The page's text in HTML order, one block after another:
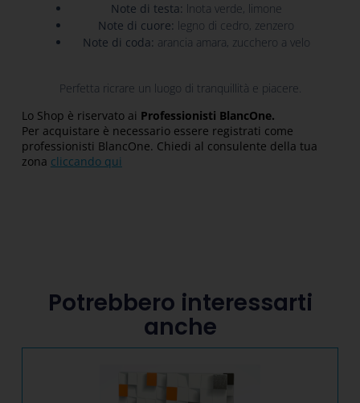
Note di testa: lnota verde, limone
Note di cuore: legno di cedro, zenzero
Note di coda: arancia amara, zucchero a velo
Perfetta ricrare un luogo di tranquillità e piacere.
Lo Shop è riservato ai Professionisti BlancOne.
Per acquistare è necessario essere registrati come
professionisti BlancOne. Chiedi al consulente della tua
zona cliccando qui
Potrebbero interessarti
anche